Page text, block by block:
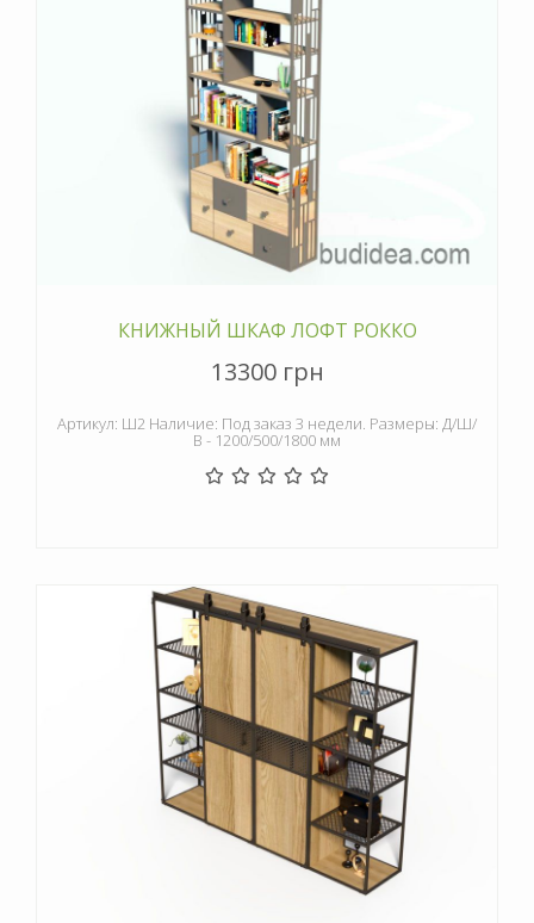
КНИЖНЫЙ ШКАФ ЛОФТ РОККО
13300 грн
Артикул: Ш2 Наличие: Под заказ 3 недели. Размеры: Д/Ш/
В - 1200/500/1800 мм